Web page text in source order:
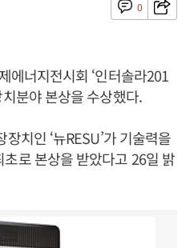
0
에너지전시회 ‘인터솔라201
분야 본상을 수상했다.
치인 ‘뉴RESU’가 기술력을
로 본상을 받았다고 26일 밝